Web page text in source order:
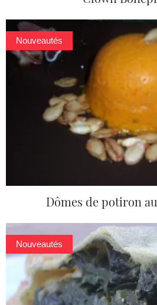
Nouveautés
Dômes de potiron
Nouveautés